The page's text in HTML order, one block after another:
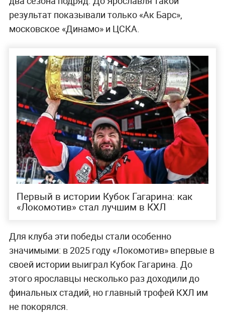
результат показывали только «Ак Барс»,
московское «Динамо» и ЦСКА.
Первый в истории Кубок Гагарина: как
«Локомотив» стал лучшим в КХЛ
Для клуба эти победы стали особенно
значимыми: в 2025 году «Локомотив» впервые в
своей истории выиграл Кубок Гагарина. До
этого ярославцы несколько раз доходили до
финальных стадий, но главный трофей КХЛ им
не покорялся.